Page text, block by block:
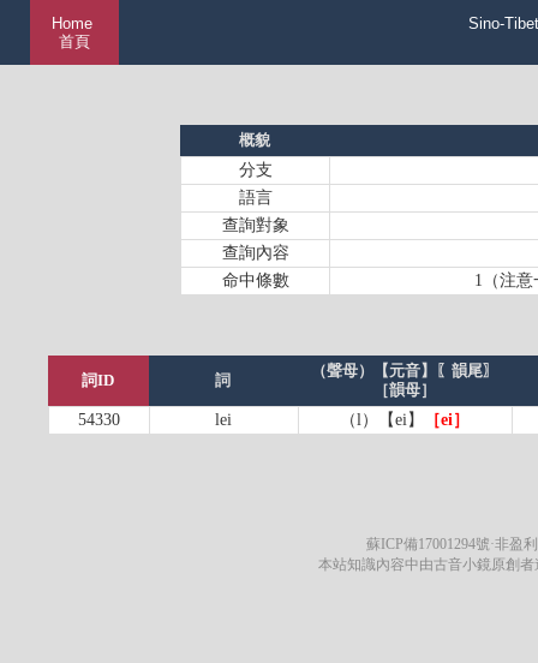
Home
首頁
Sino-
概貌
分支
語言
查詢對象
查詢內容
命中條數
1（注
詞ID 詞
（聲母）【元音】〖韻尾〗
［韻母］
54330
lei （l）【ei】 ［ei］
蘇ICP備17001294號·非盈
本站知識內容中由古音小鏡原創